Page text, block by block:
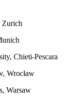
Zurich
Chieti-Pescara
Wrocław
Warsaw